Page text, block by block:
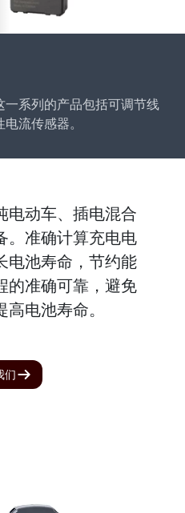
系列的产品包括可调节线
流传感器。
电动车、插电混合
。准确计算充电电
电池寿命，节约能
的准确可靠，避免
电池寿命。
们